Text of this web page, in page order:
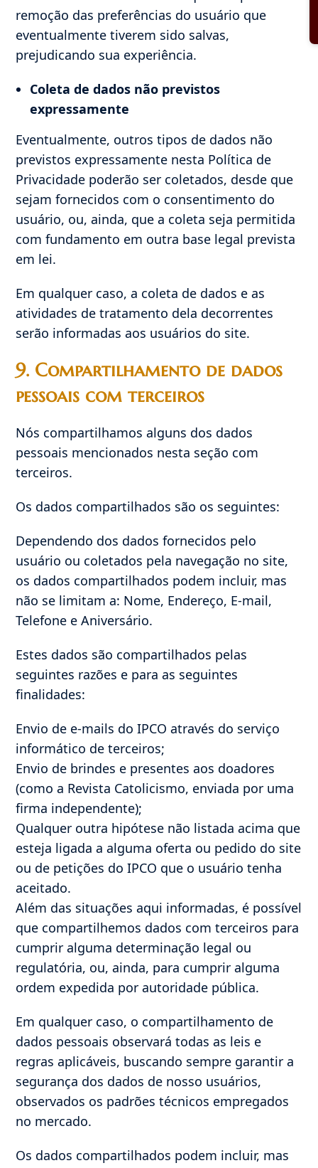
remoção das preferências do usuário que
eventualmente tiverem sido salvas,
prejudicando sua experiência.
Coleta de dados não previstos
expressamente
Eventualmente, outros tipos de dados não
previstos expressamente nesta Política de
Privacidade poderão ser coletados, desde que
sejam fornecidos com o consentimento do
usuário, ou, ainda, que a coleta seja permitida
com fundamento em outra base legal prevista
em lei.
Em qualquer caso, a coleta de dados e as
atividades de tratamento dela decorrentes
serão informadas aos usuários do site.
9. Compartilhamento de dados
pessoais com terceiros
Nós compartilhamos alguns dos dados
pessoais mencionados nesta seção com
terceiros.
Os dados compartilhados são os seguintes:
Dependendo dos dados fornecidos pelo
usuário ou coletados pela navegação no site,
os dados compartilhados podem incluir, mas
não se limitam a: Nome, Endereço, E-mail,
Telefone e Aniversário.
Estes dados são compartilhados pelas
seguintes razões e para as seguintes
finalidades:
Envio de e-mails do IPCO através do serviço
informático de terceiros;
Envio de brindes e presentes aos doadores
(como a Revista Catolicismo, enviada por uma
firma independente);
Qualquer outra hipótese não listada acima que
esteja ligada a alguma oferta ou pedido do site
ou de petições do IPCO que o usuário tenha
aceitado.
Além das situações aqui informadas, é possível
que compartilhemos dados com terceiros para
cumprir alguma determinação legal ou
regulatória, ou, ainda, para cumprir alguma
ordem expedida por autoridade pública.
Em qualquer caso, o compartilhamento de
dados pessoais observará todas as leis e
regras aplicáveis, buscando sempre garantir a
segurança dos dados de nosso usuários,
observados os padrões técnicos empregados
no mercado.
Os dados compartilhados podem incluir, mas